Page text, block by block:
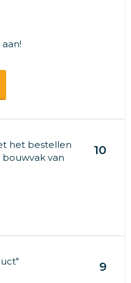
het bestellen
van
10
9